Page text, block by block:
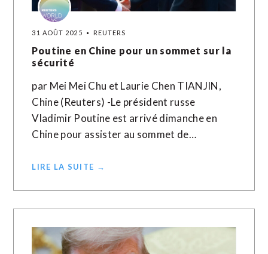
31 AOÛT 2025 REUTERS
Poutine en Chine pour un sommet sur la
sécurité
par Mei Mei Chu et Laurie Chen TIANJIN,
Chine (Reuters) -Le président russe
Vladimir Poutine est arrivé dimanche en
Chine pour assister au sommet de…
LIRE LA SUITE →